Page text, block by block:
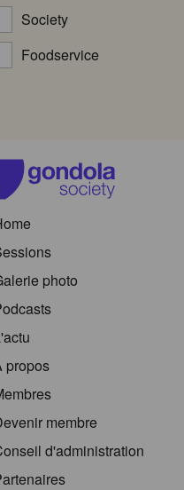
Society
Foodservice
photo
propos
membre
d'administration